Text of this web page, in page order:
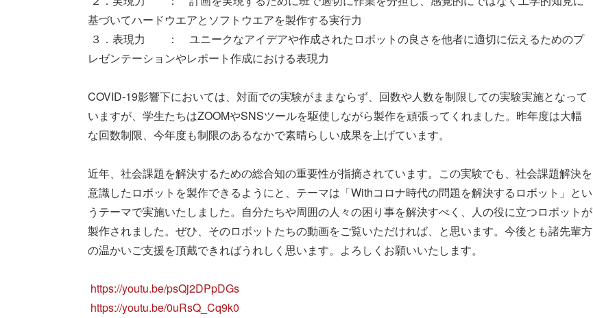
基づいてハードウエアとソフトウエアを製作する実行力
レゼンテーションやレポート作成における表現力
COVID-19影響下においては、対面での実験がままならず、回数や人数を制限しての実験実施となって
いますが、学生たちはZOOMやSNSツールを駆使しながら製作を頑張ってくれました。昨年度は大幅
な回数制限、今年度も制限のあるなかで素晴らしい成果を上げています。
近年、社会課題を解決するための総合知の重要性が指摘されています。この実験でも、社会課題解決を
意識したロボットを製作できるようにと、テーマは「Withコロナ時代の問題を解決するロボット」とい
うテーマで実施いたしました。自分たちや周囲の人々の困り事を解決すべく、人の役に立つロボットが
製作されました。ぜひ、そのロボットたちの動画をご覧いただければ、と思います。今後とも諸先輩方
の温かいご支援を頂戴できればうれしく思います。よろしくお願いいたします。
https://youtu.be/psQj2DPpDGs
https://youtu.be/0uRsQ_Cq9k0